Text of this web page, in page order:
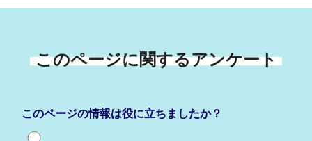
このページに関するアンケート
このページの情報は役に立ちましたか？